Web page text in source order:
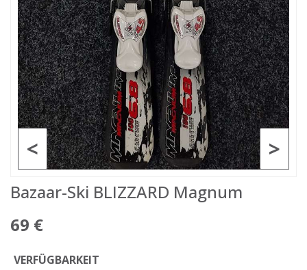
>
<
Bazaar-Ski BLIZZARD Magnum
69 €
VERFÜGBARKEIT